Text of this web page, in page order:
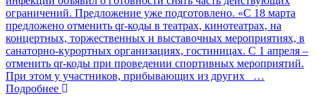
ограничений. Предложение уже подготовлено. «С 18 марта
предложено отменить qr-коды в театрах, кинотеатрах, на
концертных, торжественных и выставочных мероприятиях, в
санаторно-курортных организациях, гостиницах. С 1 апреля –
отменить qr-коды при проведении спортивных мероприятий.
При этом у участников, прибывающих из других
…
Подробнее